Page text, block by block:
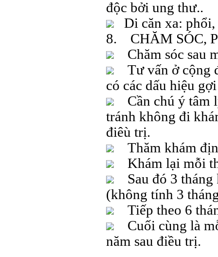
độc bởi ung thư..
Di căn xa: phổi,
8. CHĂM SÓC,
Chăm sóc sau
Tư vấn ở cộng
có các dấu hiệu
Cần chú ý tâm
tránh không đi
điêù trị.
Thăm khám
Khám lại mỗi
Sau đó 3 tháng
(không tính 3
Tiếp theo 6
Cuối cùng là
năm sau điều trị.